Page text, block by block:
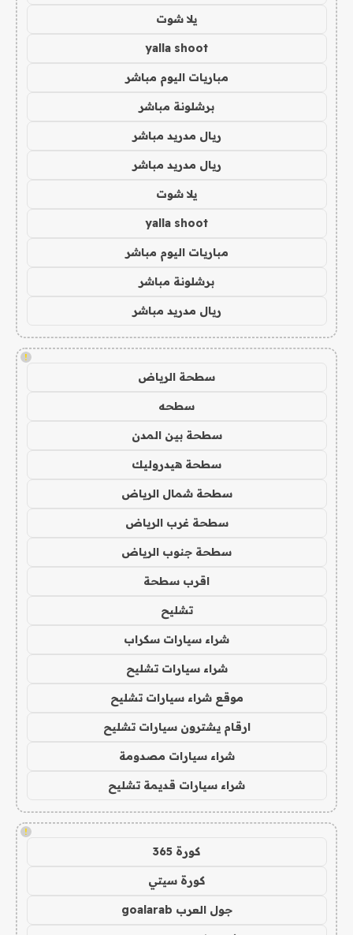
يلا شوت
yalla shoot
مباريات اليوم مباشر
برشلونة مباشر
ريال مدريد مباشر
ريال مدريد مباشر
يلا شوت
yalla shoot
مباريات اليوم مباشر
برشلونة مباشر
ريال مدريد مباشر
!
سطحة الرياض
سطحه
سطحة بين المدن
سطحة هيدروليك
سطحة شمال الرياض
سطحة غرب الرياض
سطحة جنوب الرياض
اقرب سطحة
تشليح
شراء سيارات سكراب
شراء سيارات تشليح
موقع شراء سيارات تشليح
ارقام يشترون سيارات تشليح
شراء سيارات مصدومة
شراء سيارات قديمة تشليح
!
كورة 365
كورة سيتي
جول العرب goalarab